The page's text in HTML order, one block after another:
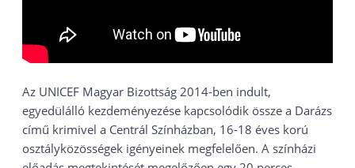
Az UNICEF Magyar Bizottság 2014-ben indult,
egyedülálló kezdeményezése kapcsolódik össze a Darázs
című krimivel a Centrál Színházban, 16-18 éves korú
osztályközösségek igényeinek megfelelően. A színházi